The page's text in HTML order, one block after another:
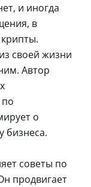
и иногда
в
своей жизни
Автор
о
бизнеса.
советы по
продвигает